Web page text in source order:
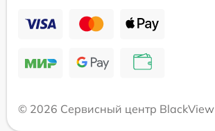
© 2026 Сервисный центр BlackView